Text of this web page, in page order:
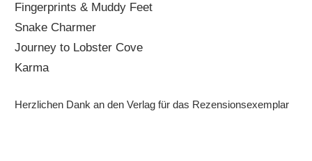
Fingerprints & Muddy Feet
Snake Charmer
Journey to Lobster Cove
Karma
Herzlichen Dank an den Verlag für das Rezensionsexemplar